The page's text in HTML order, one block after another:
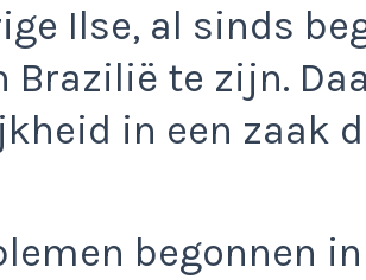
Ilse, al sinds
Brazilië te zijn.
in een zaak
begonnen